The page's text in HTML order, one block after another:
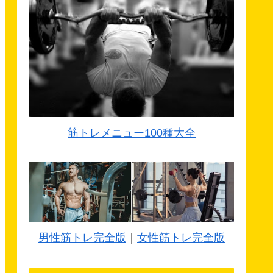
筋トレメニュー100種大全
男性筋トレ完全版 女性筋トレ完全版